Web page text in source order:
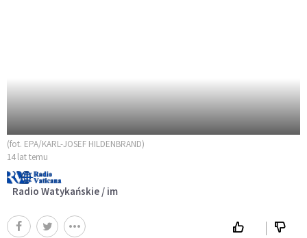
(fot. EPA/KARL-JOSEF HILDENBRAND)
14 lat temu
Radio Watykańskie / im